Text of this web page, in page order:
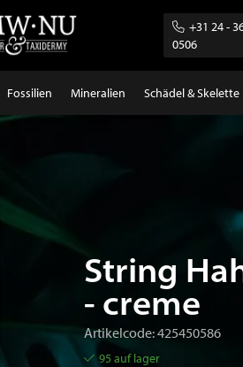
+31 24 -
0506
Fossilien Mineralien Schädel & Skelette
String
- creme
Artikelcode: 425450586
95 auf lager